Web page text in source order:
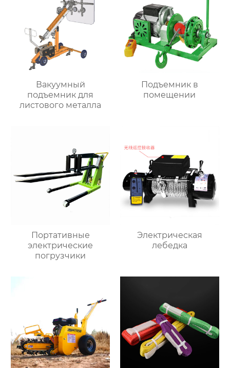
Вакуумный
подъемник для
листового металла
Подъемник в
помещении
Портативные
электрические
погрузчики
Электрическая
лебедка